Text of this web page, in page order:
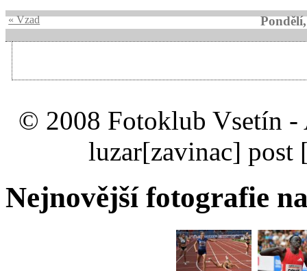
« Vzad
© 2008 Fotoklub Vsetín -
luzar[zavinac] post
Nejnovější fotografie